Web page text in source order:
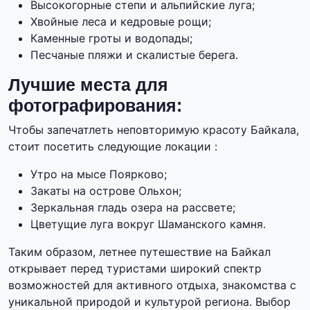
Высокогорные степи и альпийские луга;
Хвойные леса и кедровые рощи;
Каменные гроты и водопады;
Песчаные пляжи и скалистые берега.
Лучшие места для
фотографирования:
Чтобы запечатлеть неповторимую красоту Байкала,
стоит посетить следующие локации :
Утро на мысе Поярково;
Закаты на острове Ольхон;
Зеркальная гладь озера на рассвете;
Цветущие луга вокруг Шаманского камня.
Таким образом, летнее путешествие на Байкал
открывает перед туристами широкий спектр
возможностей для активного отдыха, знакомства с
уникальной природой и культурой региона. Выбор